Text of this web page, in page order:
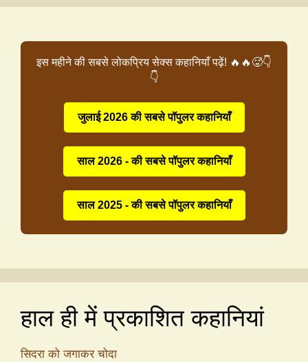
इस महीने की सबसे लोकप्रिय सेक्स कहानियाँ पढ़ें! 🔥🔥🥵👇
👇
जुलाई 2026 की सबसे पॉपुलर कहानियाँ
साल 2026 - की सबसे पॉपुलर कहानियाँ
साल 2025 - की सबसे पॉपुलर कहानियाँ
हाल ही में प्रकाशित कहानियां
सिदरा को जगाकर चोदा